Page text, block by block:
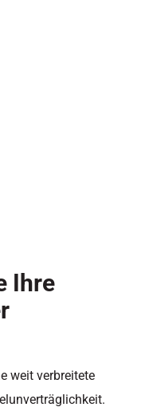
Ihre
weit verbreitete